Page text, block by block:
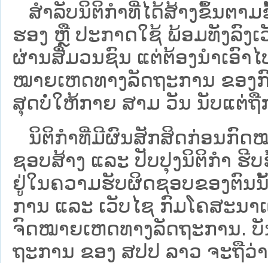
ສໍາລັບນິຕິກໍາທີ່ໄດ້ສ້າງຂຶ້ນຕາ
ຮອງ ຫຼື ປະກາດໃຊ້ ພ້ອມທັງລົງ
ຜ່ານສື່ມວນຊົນ ແຕ່ຕ້ອງນໍາເອົາ
ໝາຍ​ເຫດ​ທາງ​ລັດ​ຖະ​ການ​ ຂອ
ສຸດບໍ່ໃຫ້ກາຍ ສາມ ວັນ ນັບແຕ່ຖື
ນິ​ຕິ​ກຳ​ທີ່​ມີ​ຜົນ​ສັກ​ສິດ​ກ່ອນ​ກົດ​ໝ
ຊອບ​ສ້າງ ແລະ ປັບ​ປຸງນິ​ຕິ​ກຳ ຮີ
ຢູ່ໃນຄວາມຮັບຜິດຊອບຂອງຕົນ
ການ ແລະ ເວັບໄຊ​ ກົມໂຄສະນ
ຈົດໝາຍເຫດທາງລັດຖະການ.
ຖະ​ການ ຂອງ ສປ​ປ ລາວ ​ຈະຖື​